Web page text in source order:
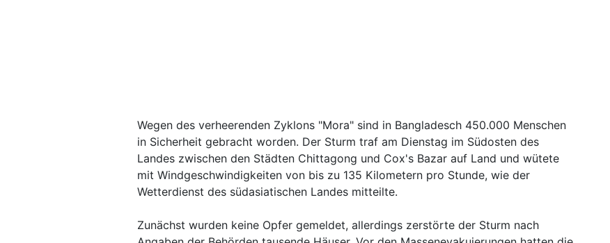
Wegen des verheerenden Zyklons "Mora" sind in Bangladesch 450.000 Menschen
in Sicherheit gebracht worden. Der Sturm traf am Dienstag im Südosten des
Landes zwischen den Städten Chittagong und Cox's Bazar auf Land und wütete
mit Windgeschwindigkeiten von bis zu 135 Kilometern pro Stunde, wie der
Wetterdienst des südasiatischen Landes mitteilte.
Zunächst wurden keine Opfer gemeldet, allerdings zerstörte der Sturm nach